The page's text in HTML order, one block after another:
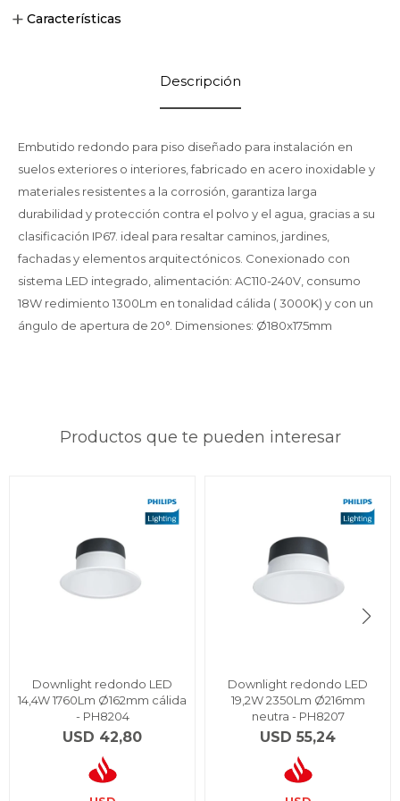
Características
Descripción
Embutido redondo para piso diseñado para instalación en
suelos exteriores o interiores, fabricado en acero inoxidable y
materiales resistentes a la corrosión, garantiza larga
durabilidad y protección contra el polvo y el agua, gracias a su
clasificación IP67. ideal para resaltar caminos, jardines,
fachadas y elementos arquitectónicos. Conexionado con
sistema LED integrado, alimentación: AC110-240V, consumo
18W redimiento 1300Lm en tonalidad cálida ( 3000K) y con un
ángulo de apertura de 20°. Dimensiones: Ø180x175mm
Productos que te pueden interesar
Downlight redondo LED
14,4W 1760Lm Ø162mm cálida
- PH8204
USD 42,80
Downlight redondo LED
19,2W 2350Lm Ø216mm
neutra - PH8207
USD 55,24